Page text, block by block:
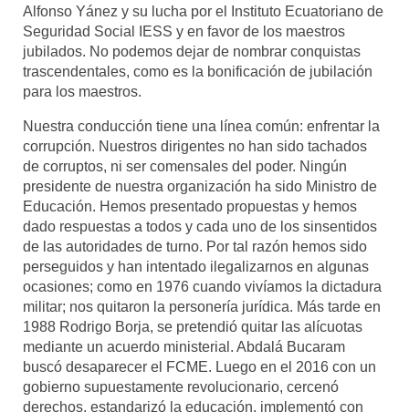
Alfonso Yánez y su lucha por el Instituto Ecuatoriano de
Seguridad Social IESS y en favor de los maestros
jubilados. No podemos dejar de nombrar conquistas
trascendentales, como es la bonificación de jubilación
para los maestros.
Nuestra conducción tiene una línea común: enfrentar la
corrupción. Nuestros dirigentes no han sido tachados
de corruptos, ni ser comensales del poder. Ningún
presidente de nuestra organización ha sido Ministro de
Educación. Hemos presentado propuestas y hemos
dado respuestas a todos y cada uno de los sinsentidos
de las autoridades de turno. Por tal razón hemos sido
perseguidos y han intentado ilegalizarnos en algunas
ocasiones; como en 1976 cuando vivíamos la dictadura
militar; nos quitaron la personería jurídica. Más tarde en
1988 Rodrigo Borja, se pretendió quitar las alícuotas
mediante un acuerdo ministerial. Abdalá Bucaram
buscó desaparecer el FCME. Luego en el 2016 con un
gobierno supuestamente revolucionario, cercenó
derechos, estandarizó la educación, implementó con